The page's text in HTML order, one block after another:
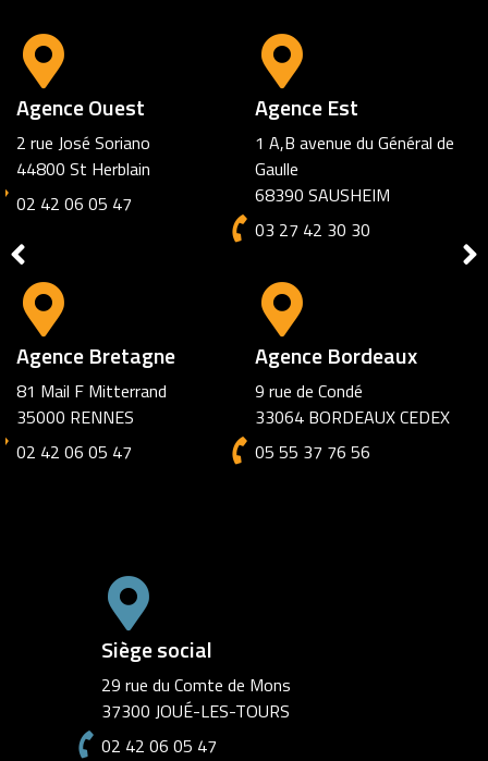
Agence Amiens
72 rue des Jacobins
80000 AMIENS
Agence Marseille
13006 Marseille
Siège social
29 rue du Comte de Mons
37300 JOUÉ-LES-TOURS
02 42 06 05 47